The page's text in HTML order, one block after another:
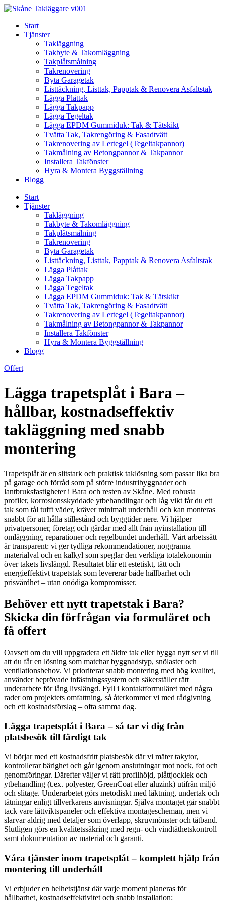
Skip
contentStart
Tjänster
Takläggning
Takbyte & Takomläggning
Takplåtsmålning
Takrenovering
Byta Garagetak
Listtäckning, Listtak, Papptak & Renovera Asfaltstak
Lägga Plåttak
Lägga Takpapp
Lägga Tegeltak
Lägga EPDM Gummiduk: Tak & Tätskikt
Tvätta Tak, Takrengöring & Fasadtvätt
Takrenovering av Lertegel (Tegeltakpannor)
Takmålning av Betongpannor & Takpannor
Installera Takfönster
Hyra & Montera Byggställning
Blogg
Start
Tjänster
Takläggning
Takbyte & Takomläggning
Takplåtsmålning
Takrenovering
Byta Garagetak
Listtäckning, Listtak, Papptak & Renovera Asfaltstak
Lägga Plåttak
Lägga Takpapp
Lägga Tegeltak
Lägga EPDM Gummiduk: Tak & Tätskikt
Tvätta Tak, Takrengöring & Fasadtvätt
Takrenovering av Lertegel (Tegeltakpannor)
Takmålning av Betongpannor & Takpannor
Installera Takfönster
Hyra & Montera Byggställning
Blogg
Offert
Lägga trapetsplåt i Bara –
hållbar, kostnadseffektiv
takläggning med snabb
montering
Trapetsplåt är en slitstark och praktisk taklösning som passar lika bra
på garage och förråd som på större industribyggnader och
lantbruksfastigheter i Bara och resten av Skåne. Med robusta
profiler, korrosionsskyddade ytbehandlingar och låg vikt får du ett
tak som tål tufft väder, kräver minimalt underhåll och kan monteras
snabbt för att hålla stillestånd och byggtider nere. Vi hjälper
privatpersoner, företag och gårdar med allt från nyinstallation till
omläggning, reparationer och regelbundet underhåll. Vårt arbetssätt
är transparent: vi ger tydliga rekommendationer, noggranna
materialval och en kalkyl som speglar den verkliga totalekonomin
över takets livslängd. Resultatet blir ett estetiskt, tätt och
energieffektivt trapetstak som levererar både hållbarhet och
prisvärdhet – utan onödiga kompromisser.
Behöver ett nytt trapetstak i Bara?
Skicka din förfrågan via formuläret och
få offert
Oavsett om du vill uppgradera ett äldre tak eller bygga nytt ser vi till
att du får en lösning som matchar byggnadstyp, snölaster och
ventilationsbehov. Vi prioriterar snabb montering med hög kvalitet,
använder beprövade infästningssystem och säkerställer rätt
underarbete för lång livslängd. Fyll i kontaktformuläret med några
rader om projektets omfattning, så återkommer vi med rådgivning
och ett kostnadsförslag – ofta samma dag.
Lägga trapetsplåt i Bara – så tar vi dig från
platsbesök till färdigt tak
Vi börjar med ett kostnadsfritt platsbesök där vi mäter takytor,
kontrollerar bärighet och går igenom anslutningar mot nock, fot och
genomföringar. Därefter väljer vi rätt profilhöjd, plåttjocklek och
ytbehandling (t.ex. polyester, GreenCoat eller aluzink) utifrån miljö
och slitage. Underarbetet görs metodiskt med läktning, undertak och
tätningar enligt tillverkarens anvisningar. Själva montaget går snabbt
tack vare lättviktspaneler och effektiva montagescheman, men vi
slarvar aldrig med detaljer som överlapp, skruvmönster och tätband.
Slutligen görs en kvalitetssäkring med regn- och vindtäthetskontroll
samt dokumentation av material och garanti.
Våra tjänster inom trapetsplåt – komplett hjälp från
montering till underhåll
Vi erbjuder en helhetstjänst där varje moment planeras för
hållbarhet, kostnadseffektivitet och snabb installation: